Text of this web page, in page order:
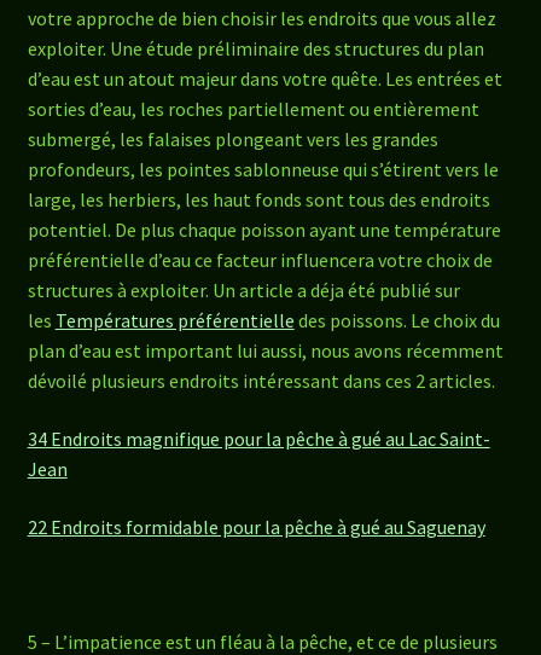
votre approche de bien choisir les endroits que vous allez
exploiter. Une étude préliminaire des structures du plan
d’eau est un atout majeur dans votre quête. Les entrées et
sorties d’eau, les roches partiellement ou entièrement
submergé, les falaises plongeant vers les grandes
profondeurs, les pointes sablonneuse qui s’étirent vers le
large, les herbiers, les haut fonds sont tous des endroits
potentiel. De plus chaque poisson ayant une température
préférentielle d’eau ce facteur influencera votre choix de
structures à exploiter. Un article a déja été publié sur
les Températures préférentielle des poissons. Le choix du
plan d’eau est important lui aussi, nous avons récemment
dévoilé plusieurs endroits intéressant dans ces 2 articles.
34 Endroits magnifique pour la pêche à gué au Lac Saint-
Jean
22 Endroits formidable pour la pêche à gué au Saguenay
5 – L’impatience est un fléau à la pêche, et ce de plusieurs